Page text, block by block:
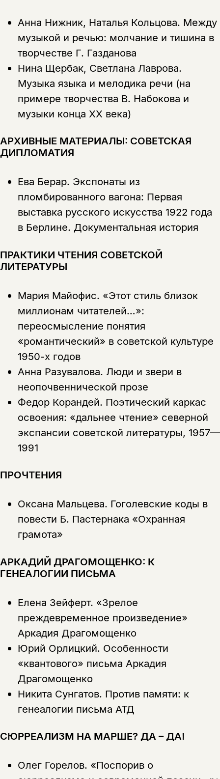
Анна Нижник, Наталья Кольцова. Между
музыкой и речью: молчание и тишина в
творчестве Г. Газданова
Нина Щербак, Светлана Лаврова.
Музыка языка и мелодика речи (на
примере творчества В. Набокова и
музыки конца XX века)
АРХИВНЫЕ МАТЕРИАЛЫ: СОВЕТСКАЯ
ДИПЛОМАТИЯ
Ева Берар. Экспонаты из
пломбированного вагона: Первая
выставка русского искусства 1922 года
в Берлине. Документальная история
ПРАКТИКИ ЧТЕНИЯ СОВЕТСКОЙ
ЛИТЕРАТУРЫ
Мария Майофис. «Этот стиль близок
миллионам читателей…»:
переосмысление понятия
«романтический» в советской культуре
1950-х годов
Анна Разувалова. Люди и звери в
неопочвеннической прозе
Федор Корандей. Поэтический каркас
освоения: «дальнее чтение» северной
экспансии советской литературы, 1957—
1991
ПРОЧТЕНИЯ
Оксана Мальцева. Гоголевские коды в
повести Б. Пастернака «Охранная
грамота»
АРКАДИЙ ДРАГОМОЩЕНКО: К
ГЕНЕАЛОГИИ ПИСЬМА
Елена Зейферт. «Зрелое
преждевременное произведение»
Аркадия Драгомощенко
Юрий Орлицкий. Особенности
«квантового» письма Аркадия
Драгомощенко
Никита Сунгатов. Против памяти: к
генеалогии письма АТД
СЮРРЕАЛИЗМ НА МАРШЕ? ДА – ДА!
Олег Горелов. «Поспорив о
Поделиться
ссылку
Раз в неделю мы отправляем рассылку
За подписку дарим промокод на
скидку 15%
Я соглашаюсь с Политикой конфиденциальности
подписаться
Этой книги временно
Вы можете подписаться на
электронный адрес.
Я соглашаюсь сПолитикой конфиденциальности
подписаться
Эта книга
не предназначена для
несовершеннолетних
Скажите, пожалуйста,
вам уже исполнилось 18 лет?
да